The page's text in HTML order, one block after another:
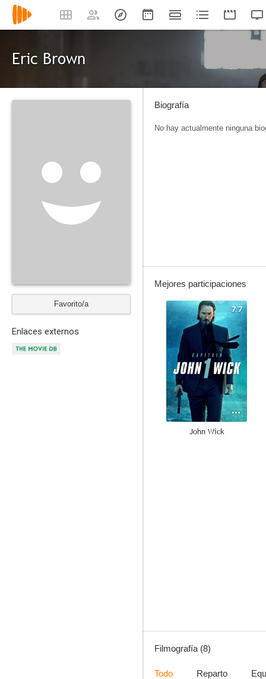
Eric Brown
Favorito/a
Enlaces externos
Biografía
No hay actualmente ninguna
Mejores participaciones
7.7
John Wick
Filmografía (8)
Todo Reparto